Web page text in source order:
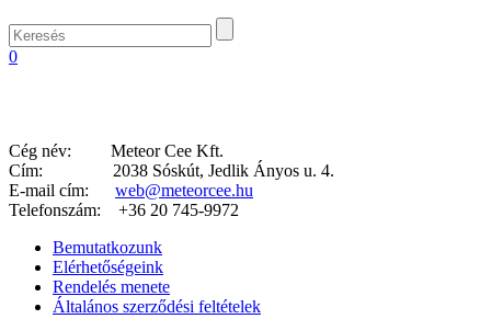
0
Cég név: Meteor Cee Kft.
Cím: 2038 Sóskút, Jedlik Ányos u. 4.
E-mail cím: web@meteorcee.hu
Telefonszám: +36 20 745-9972
Bemutatkozunk
Elérhetőségeink
Rendelés menete
Általános szerződési feltételek